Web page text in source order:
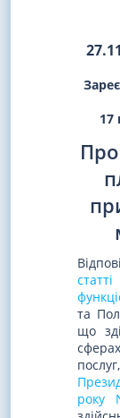
17
та
що
року